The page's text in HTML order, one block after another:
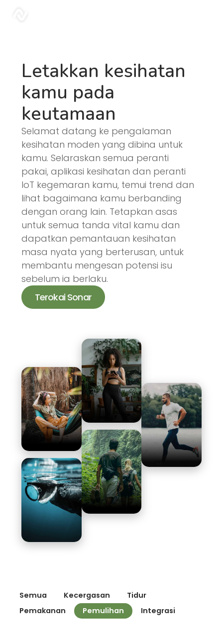
Letakkan kesihatan
kamu pada
keutamaan
Selamat datang ke pengalaman
kesihatan moden yang dibina untuk
kamu. Selaraskan semua peranti
pakai, aplikasi kesihatan dan peranti
IoT kegemaran kamu, temui trend dan
lihat bagaimana kamu berbanding
dengan orang lain. Tetapkan asas
untuk semua tanda vital kamu dan
dapatkan pemantauan kesihatan
masa nyata yang berterusan, untuk
membantu mengesan potensi isu
sebelum ia berlaku.
Terokai Sonar
Semua Kecergasan
Tidur
Pemakanan
Pemulihan Integrasi